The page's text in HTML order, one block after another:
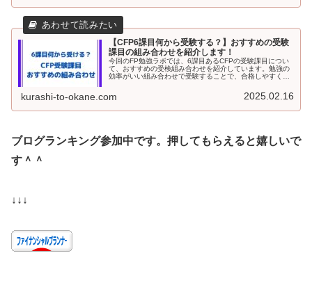
【CFP6課目何から受験する？】おすすめの受験
課目の組み合わせを紹介します！
今回のFP勉強ラボでは、6課目あるCFPの受験課目につい
て、おすすめの受検組み合わせを紹介しています。勉強の
効率がいい組み合わせで受験することで、合格しやすくな
kurashi-to-okane.com 2025.02.16
ブログランキング参加中です。押してもらえると嬉しいで
す＾＾
↓↓↓